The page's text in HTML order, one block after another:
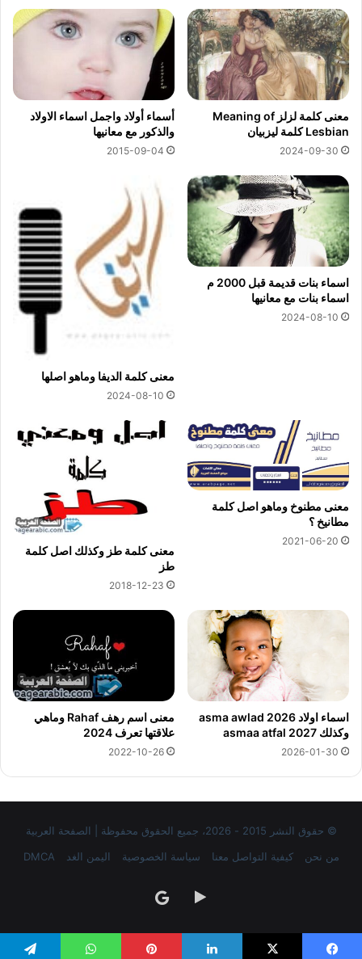
معنى كلمة لزلز Meaning of
Lesbian كلمة ليزبيان
2024-09-30
أسماء أولاد واجمل اسماء الاولاد
والذكور مع معانيها
2015-09-04
اسماء بنات قديمة قبل 2000 م
اسماء بنات مع معانيها
2024-08-10
معنى كلمة الديفا وماهو اصلها
2024-08-10
معنى مطنوخ وماهو اصل كلمة
مطانيخ ؟
2021-06-20
معنى كلمة طز وكذلك اصل كلمة
طز
2018-12-23
اسماء اولاد 2026 asma awlad
وكذلك asmaa atfal 2027
2026-01-30
معنى اسم رهف Rahaf وماهي
علاقتها تعرف 2024
2022-10-26
© حقوق النشر 2015 - 2026، جميع الحقوق محفوظة | الصفحة العربية
من نحن
كيفية التواصل معنا سياسة الخصوصية اليمن الغد DMCA
‏Google
Play
google
news